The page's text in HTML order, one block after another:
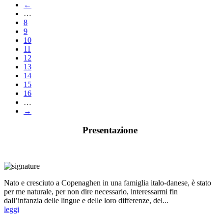
←
…
8
9
10
11
12
13
14
15
16
…
→
Presentazione
Nato e cresciuto a Copenaghen in una famiglia italo-danese, è stato
per me naturale, per non dire necessario, interessarmi fin
dall’infanzia delle lingue e delle loro differenze, del...
leggi